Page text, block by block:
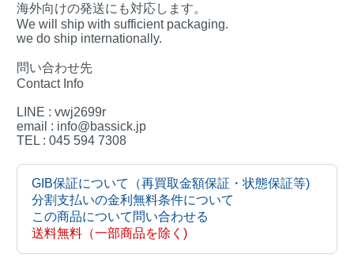
海外向けの発送にも対応します。
We will ship with sufficient packaging.
we do ship internationally.
問い合わせ先
Contact Info
LINE : vwj2699r
email : info@bassick.jp
TEL : 045 594 7308
GIB保証について（再買取金額保証・状態保証等)
分割支払いの金利無料条件について
この商品について問い合わせる
送料無料（一部商品を除く)